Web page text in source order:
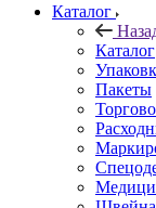
Каталог
Каталог
Пакеты